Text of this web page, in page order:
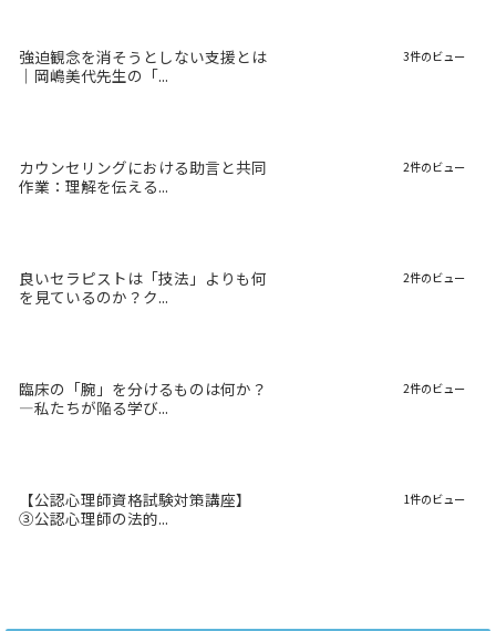
強迫観念を消そうとしない支援とは
｜岡嶋美代先生の「...
3件のビュー
カウンセリングにおける助言と共同
作業：理解を伝える...
2件のビュー
良いセラピストは「技法」よりも何
を見ているのか？ク...
2件のビュー
臨床の「腕」を分けるものは何か？
―私たちが陥る学び...
2件のビュー
【公認心理師資格試験対策講座】
③公認心理師の法的...
1件のビュー